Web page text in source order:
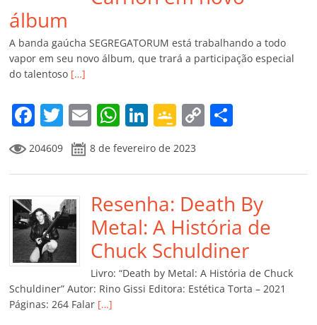
álbum
A banda gaúcha SEGREGATORUM está trabalhando a todo
vapor em seu novo álbum, que trará a participação especial
do talentoso […]
F
a
c
e
b
o
o
k
T
w
itt
er
E
m
ai
l
W
at
s
A
p
p
Li
k
e
dI
n
G
o
o
gl
e
Cl
a
ss
ro
C
y
Li
n
k
p
ar
til
h
ar
204609 8 de fevereiro de 2023
Resenha: Death By
Metal: A História de
Chuck Schuldiner
Livro: “Death by Metal: A História de Chuck
Schuldiner” Autor: Rino Gissi Editora: Estética Torta – 2021
Páginas: 264 Falar […]